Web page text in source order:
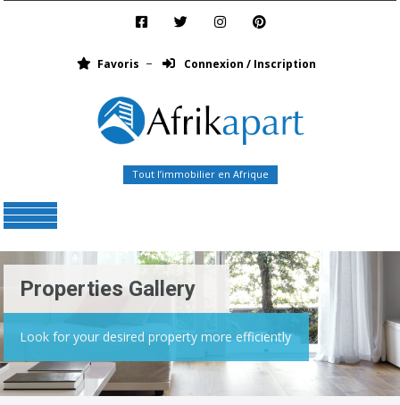
Favoris Connexion / Inscription
Tout l’immobilier en Afrique
Properties Gallery
Look for your desired property more efficiently